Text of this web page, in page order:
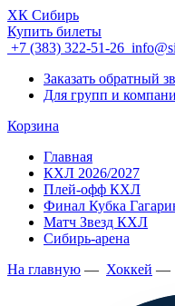
ХК Сибирь
Купить билеты
+7 (383) 322-51-26
Заказать обратный
Для групп и
Корзина
Главная
КХЛ 2026/2027
Плей-офф КХЛ
Финал Кубка
Матч Звезд КХЛ
Сибирь-арена
На главную — Хоккей —